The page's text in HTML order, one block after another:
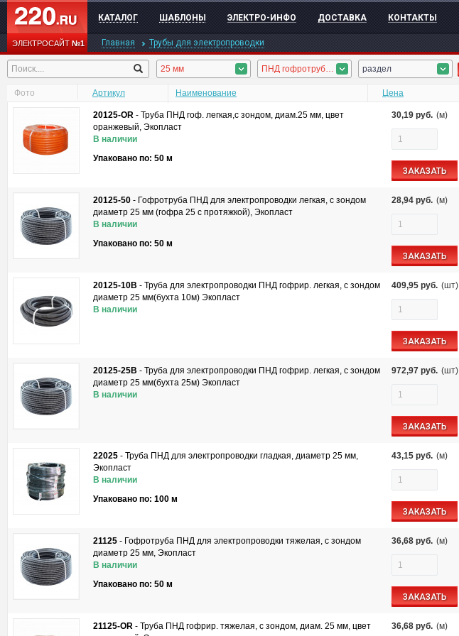
ЭЛЕКТРОСАЙТ№1
КАТАЛОГ ШАБЛОНЫ ЭЛЕКТРО-ИНФО ДОСТАВКА КОНТАКТЫ
Главная Трубы для электропроводки
25 мм ПНД гофротруба, ПНД труба раздел
Фото Артикул Наименование Цена
20125-OR - Труба ПНД гоф. легкая,с зондом, диам.25 мм, цвет
оранжевый, Экопласт
В наличии
Упаковано по: 50 м
30,19 руб. (м)
ЗАКАЗАТЬ
20125-50 - Гофротруба ПНД для электропроводки легкая, с зондом
диаметр 25 мм (гофра 25 с протяжкой), Экопласт
В наличии
Упаковано по: 50 м
28,94 руб. (м)
ЗАКАЗАТЬ
20125-10B - Труба для электропроводки ПНД гофрир. легкая, с зондом
диаметр 25 мм(бухта 10м) Экопласт
В наличии
409,95 руб. (шт)
ЗАКАЗАТЬ
20125-25B - Труба для электропроводки ПНД гофрир. легкая, с зондом
диаметр 25 мм(бухта 25м) Экопласт
В наличии
972,97 руб. (шт)
ЗАКАЗАТЬ
22025 - Труба ПНД для электропроводки гладкая, диаметр 25 мм,
Экопласт
В наличии
Упаковано по: 100 м
43,15 руб. (м)
ЗАКАЗАТЬ
21125 - Гофротруба ПНД для электропроводки тяжелая, с зондом
диаметр 25 мм, Экопласт
В наличии
Упаковано по: 50 м
36,68 руб. (м)
ЗАКАЗАТЬ
21125-OR - Труба ПНД гофрир. тяжелая, с зондом, диам. 25 мм, цвет
36,68 руб. (м)